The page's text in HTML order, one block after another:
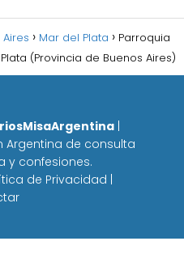
Mar del Plata
Parroquia
(Provincia de Buenos Aires)
Argentina de consulta
y confesiones.
de Privacidad